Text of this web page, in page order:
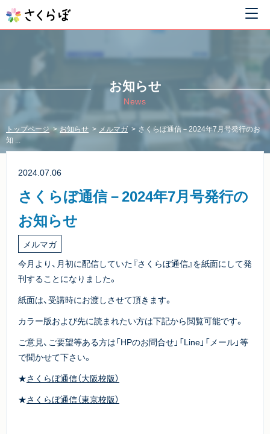
お知らせ
News
トップページ お知らせ メルマガ
さくらぼ通信－2024年7月号発行のお
知 ...
2024.07.06
さくらぼ通信－2024年7月号発行の
お知らせ
メルマガ
今月より、月初に配信していた『さくらぼ通信』を紙面にして発
刊することになりました。
紙面は、受講時にお渡しさせて頂きます。
カラー版および先に読まれたい方は下記から閲覧可能です。
ご意見、ご要望等ある方は「HPのお問合せ」「Line」「メール」等
で聞かせて下さい。
★さくらぼ通信（大阪校版）
★さくらぼ通信（東京校版）